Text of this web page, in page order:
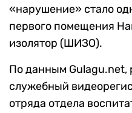
«нарушение» стало
первого помещения
изолятор (ШИЗО).
По данным Gulagu.net,
служебный
отряда отдела